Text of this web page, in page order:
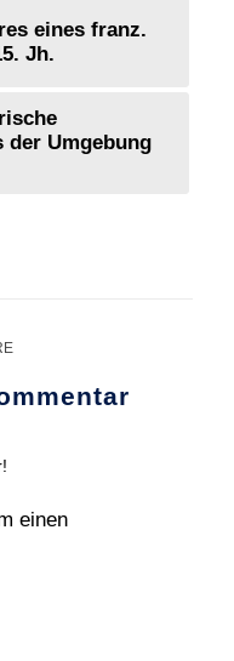
eines franz.
Jh.
der Umgebung
einen